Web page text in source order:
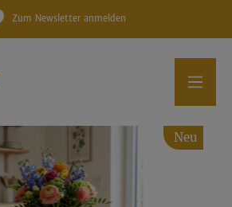
Zum Newsletter anmelden
Neu